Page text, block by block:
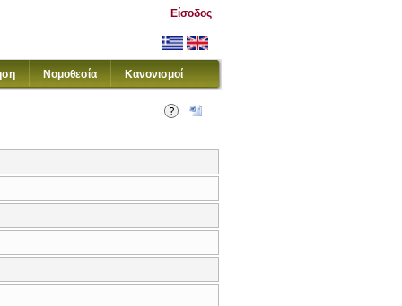
Είσοδος
Νομοθεσία Κανονισμοί